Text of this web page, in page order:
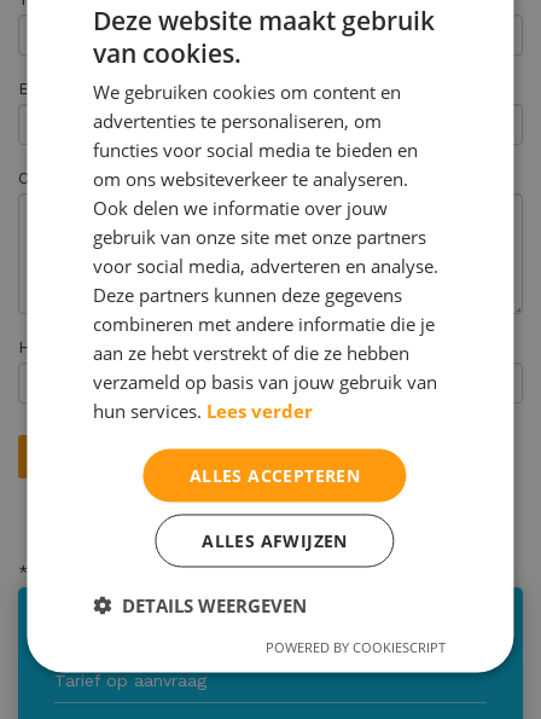
Email *
Opmerking
Hoe heeft u ons gevonden? *
* = verplicht
Staatsexamen begeleiding
Tarief op aanvraag
Deze website maakt gebruik
van cookies.
We gebruiken cookies om content en
advertenties te personaliseren, om
functies voor social media te bieden en
om ons websiteverkeer te analyseren.
Ook delen we informatie over jouw
gebruik van onze site met onze partners
voor social media, adverteren en analyse.
Deze partners kunnen deze gegevens
combineren met andere informatie die je
aan ze hebt verstrekt of die ze hebben
verzameld op basis van jouw gebruik van
hun services. Lees verder
ALLES ACCEPTEREN
ALLES AFWIJZEN
DETAILS WEERGEVEN
POWERED BY COOKIESCRIPT